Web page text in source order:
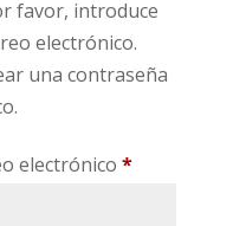
favor, introduce
electrónico.
una contraseña
electrónico *Obligatorio